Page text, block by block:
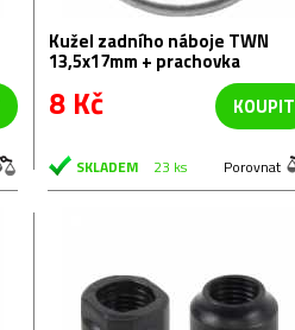
Kužel zadního náboje TWN
13,5x17mm + prachovka
8 Kč KOUPIT
SKLADEM 23 ks Porovnat